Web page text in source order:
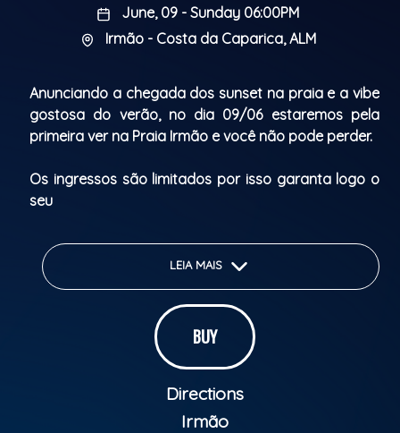
June, 09 - Sunday 06:00PM
Irmão - Costa da Caparica, ALM
Anunciando a chegada dos sunset na praia e a vibe
gostosa do verão, no dia 09/06 estaremos pela
primeira ver na Praia Irmão e você não pode perder.
Os ingressos são limitados por isso garanta logo o
seu
LEIA MAIS
BUY
Directions
Irmão